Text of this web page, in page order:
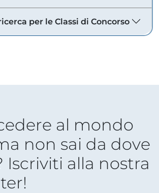
per le Classi di Concorso
al mondo
non sai da dove
Iscriviti alla nostra